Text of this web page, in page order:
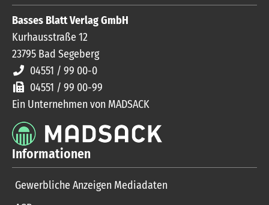
Basses Blatt Verlag GmbH
Kurhausstraße 12
23795 Bad Segeberg
04551 / 99 00-0
04551 / 99 00-99
Ein Unternehmen von MADSACK
Informationen
Gewerbliche Anzeigen Mediadaten